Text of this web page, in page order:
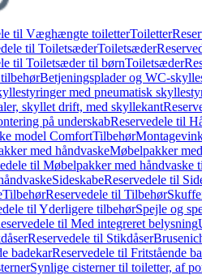
til Væghængte toiletterToiletter
til ToiletsæderToiletsæder
til Toiletsæder til børnToiletsæder
Betjeningsplader og WC-
med pneumatisk
skyllet drift, med skyllekant
på underskabReservedele til
model ComfortTilbehør
med håndvaskeMøbelpakker
til Møbelpakker med håndvaske
SideskabeReservedele til
TilbehørReservedele til Tilbehør
til Yderligere tilbehørSpejle og
til Med integreret belysning
Reservedele til Stikdåser
badekarReservedele til Fritstående
Synlige cisterner til toiletter, af